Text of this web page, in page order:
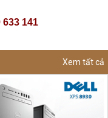
633 141
Xem tất cả